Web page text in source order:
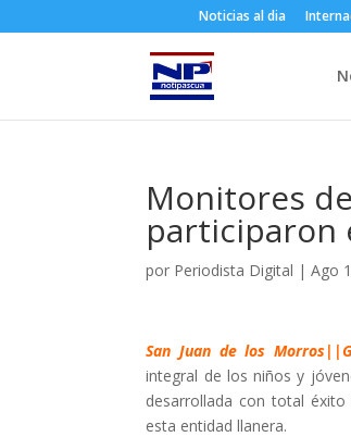
Noticias al dia
Monitores
participaron
por Periodista Digital |Ago
San Juan de los
integral de los niños y
desarrollada con total
esta entidad llanera.